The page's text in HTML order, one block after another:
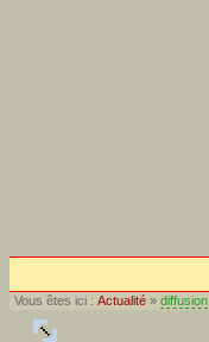
Vous êtes ici : Actualité » diffusion